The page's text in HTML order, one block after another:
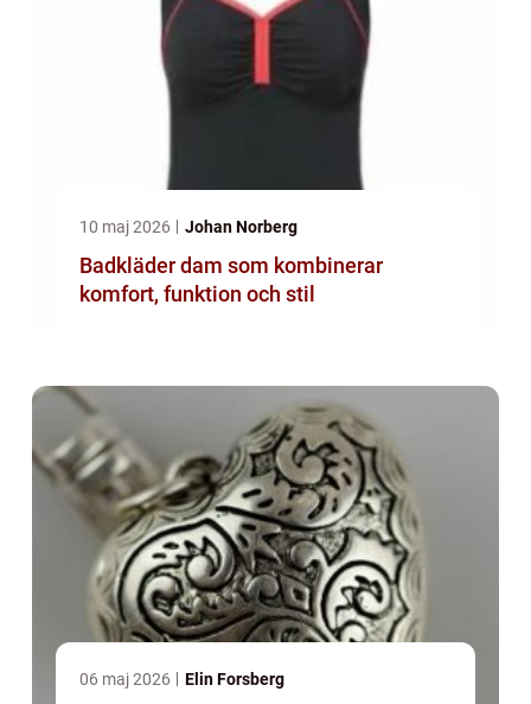
10 maj 2026 Johan Norberg
Badkläder dam som kombinerar
komfort, funktion och stil
06 maj 2026 Elin Forsberg